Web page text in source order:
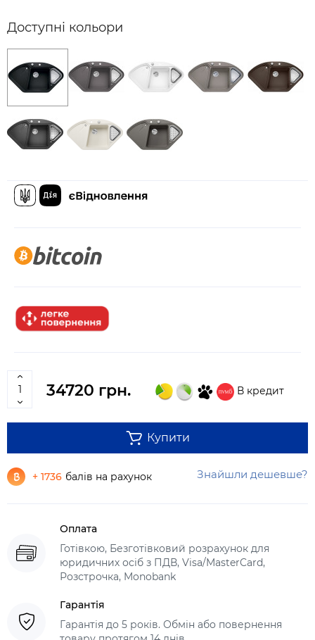
Доступні кольори
34720 грн. В кредит
Купити
+ 1736 балів на рахунок Знайшли дешевше?
Оплата
Готівкою, Безготівковий розрахунок для
юридичних осіб з ПДВ, Visa/MasterCard,
Розстрочка, Monobank
Гарантія
Гарантія до 5 років. Обмін або повернення